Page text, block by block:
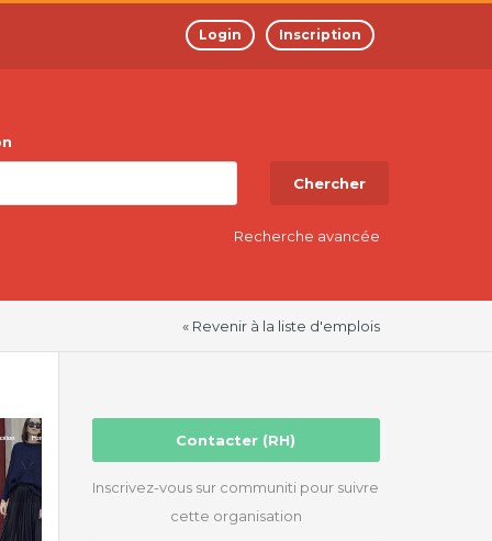
Login Inscription
Chercher
Recherche avancée
« Revenir à la liste d'emplois
Contacter (RH)
Inscrivez-vous sur communiti pour suivre
cette organisation